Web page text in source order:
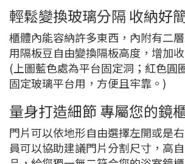
輕鬆變換玻璃分隔 收納好
櫃體內能容納許多東西，內附有二
用隔板豆自由變換隔板高度，增加
(上圖藍色處為平台固定洞；紅色圓
固定玻璃平台用，方便且牢靠。)
量身打造細節 專屬您的鏡
門片可以依地形自由選擇左開或是
員可以協助建議門片分割尺寸，高